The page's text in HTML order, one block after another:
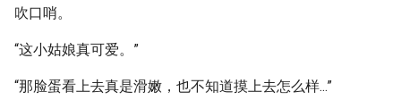
吹口哨。
“这小姑娘真可爱。”
“那脸蛋看上去真是滑嫩，也不知道摸上去怎么样...”